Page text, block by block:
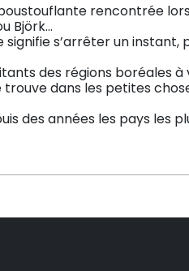
rencontrée
Björk…
signifie s’arrêter un instant,
des régions boréales à
dans les petites
des années les pays les